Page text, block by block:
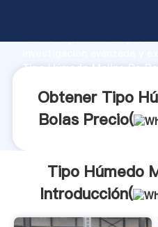
fuerte capacidad de
Tipo Húmedo Molino De
Obtener Tipo
Bolas Precio(
Tipo Húmedo
Introducción(